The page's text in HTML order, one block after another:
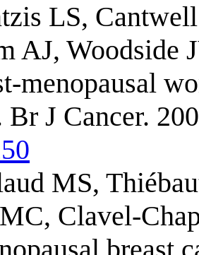
LS,
AJ, Woodside
menopausal
Br J Cancer.
MS,
Clavel-